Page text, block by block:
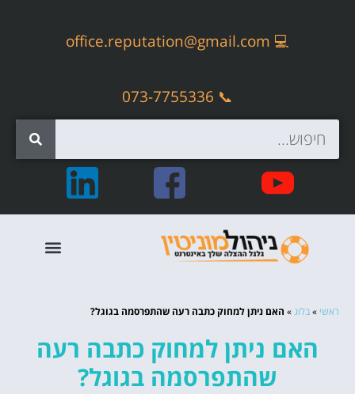
💻
office.reputation@gmail.com
📞 073-7755336
ראשי »בלוג» האם ניתן למחוק כתבה רעה שהתפרסמה בגוגל?
האם ניתן למחוק כתבה רעה
שהתפרסמה בגוגל?